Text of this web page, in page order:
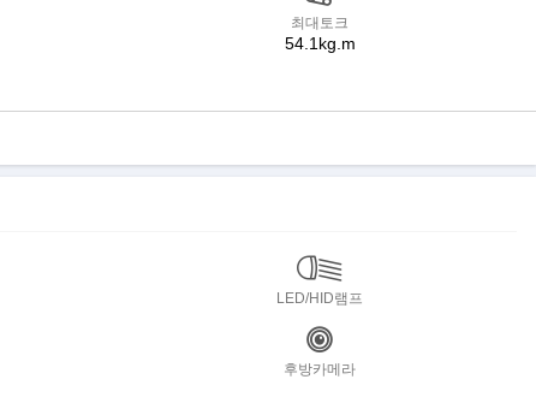
최대토크
54.1kg.m
LED/HID램프
후방카메라